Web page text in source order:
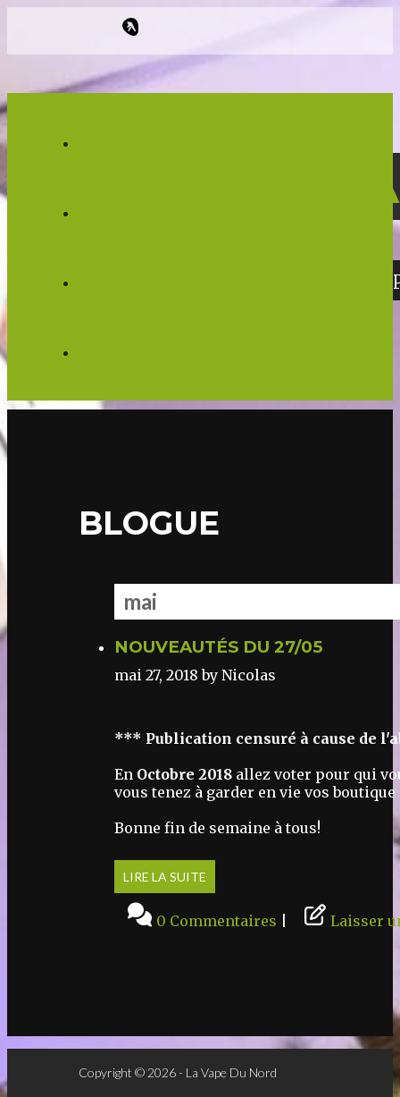
LA
VENTE D'ARTICLES
BLOGUE
mai
NOUVEAUTÉS DU 27/05
mai 27, 2018 by Nicolas
*** Publication censuré à cause de
En Octobre 2018 allez voter pour qui
vous tenez à garder en vie vos boutique
Bonne fin de semaine à tous!
LIRE LA SUITE
0 Commentaires Laisser
Copyright © 2026 - La Vape Du Nord